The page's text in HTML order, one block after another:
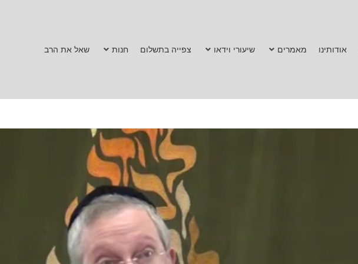
אודותינו מאמרים שיעורי וידאו צפייה בתשלום חנות שאל את הרב